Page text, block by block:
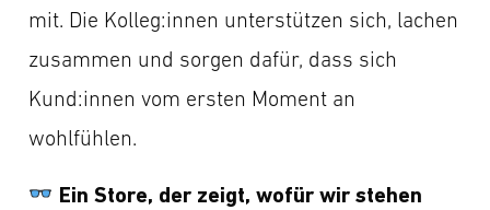
mit. Die Kolleg:innen unterstützen sich, lachen
zusammen und sorgen dafür, dass sich
Kund:innen vom ersten Moment an
wohlfühlen.
Ein Store, der zeigt, wofür wir stehen